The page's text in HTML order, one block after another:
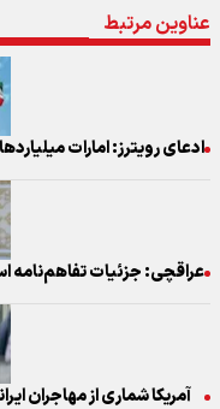
عناوین مرتبط
ادعای رویترز: امارات
عراقچی: جزئیات تفاهم‌نامه
آمریکا شماری از مهاجران